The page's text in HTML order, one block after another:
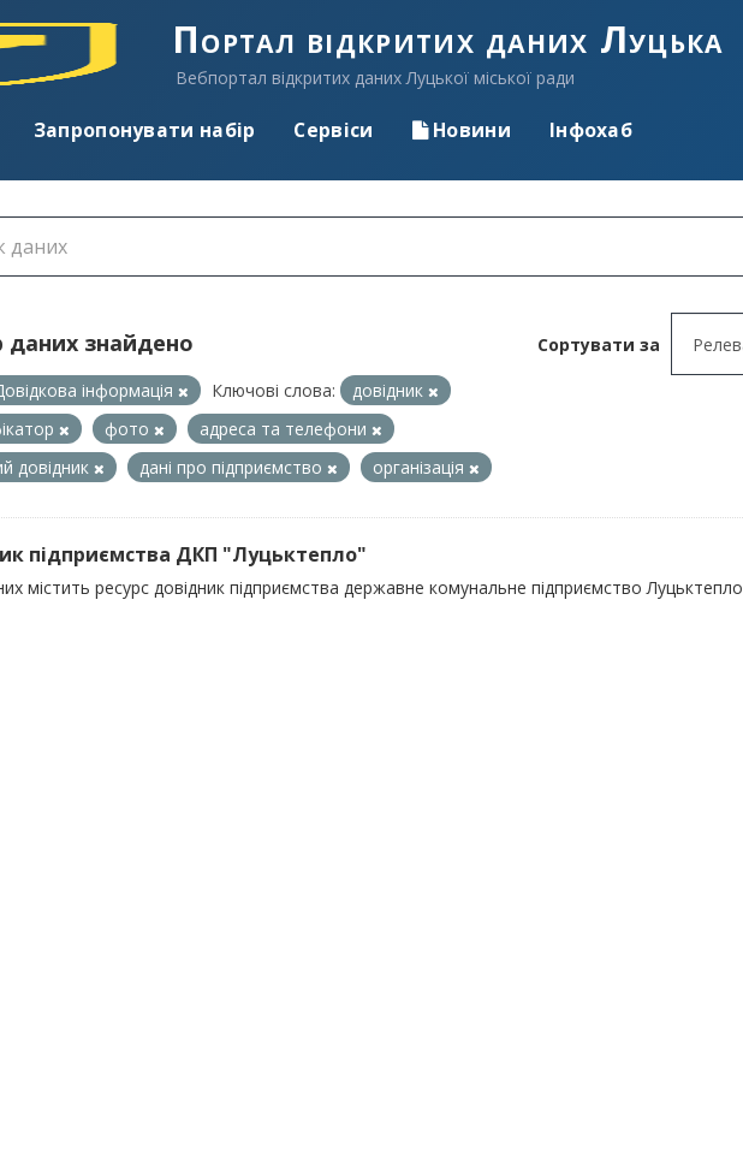
Портал відкритих даних Луцька
Вебпортал відкритих даних Луцької міської ради
Запропонувати набір Сервіси Новини Інфохаб
Сортувати за
даних знайдено
інформація Ключові слова:
довідник
фото
адреса та телефони
довідник
дані про підприємство організація
підприємства ДКП "Луцьктепло"
містить ресурс довідник підприємства державне комунальне підприємство Луцьктепло